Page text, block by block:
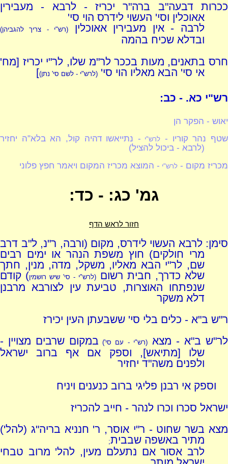
ככרות דבעה"ב ברה"ר יכריז - לרבא - מעבירין
אאוכלין וסי' העשוי לידרס הוי סי'
לרבה - אין מעבירין אאוכלין
(רש"י - צריך להגביהן)
ובדלא שכיח בהמה
חרס בתאנים, מעות בככר לר"מ שלו, לר"י יכריז [מח'
אי סי' הבא מאליו הוי סי'(לרש"י - לשם סי' נתן)]
רש"י כא. - כב:
יאוש - הפקר הן
שטף נהר קוריו - לרש"י - נתייאשו דהיה קול, הא בלא"ה יחזיר
(לרבא - ביכול להציל)
מכריז מקום - לרש"י - המוצא מכריז המקום ויאמר חפץ פלוני
גמ' כג: - כד:
חזור לראש הדף
סימן: לרבא העשוי לידרס, מקום (ורבה, ר"נ, ל"ב דרב
מרי חולקים) חוץ משפת הנהר או ימים רבים
שם, לר"י הבא מאליו, משקל, מדה, מנין, חתך
שלא כדרך, חבית רשום(לרש"י - סי' שיש רושמין) קודם
שנפתחו האוצרות, טביעת עין לצורבא מרבנן
דלא משקר
ר"ש ב"א - כלים בלי סי' ששבעתן העין יכירז
לר"ש ב"א - מצא(רש"י - עם סי') במקום שרבים מצויין -
שלו [מתיאש], וספק אם אף ברוב ישראל
ולפנים משה"ד יחזיר
וספק אי רבנן פליגי ברוב כנענים ויניח
ישראל סכרו וכרו לנהר - חייב להכריז
מצא בשר שחוט - ר"י אוסר, ר' חנניא בריה"ג (להל')
מתיר באשפה שבבית;
לרב אסור אם נתעלם מעין, להל' מרוב טבחי